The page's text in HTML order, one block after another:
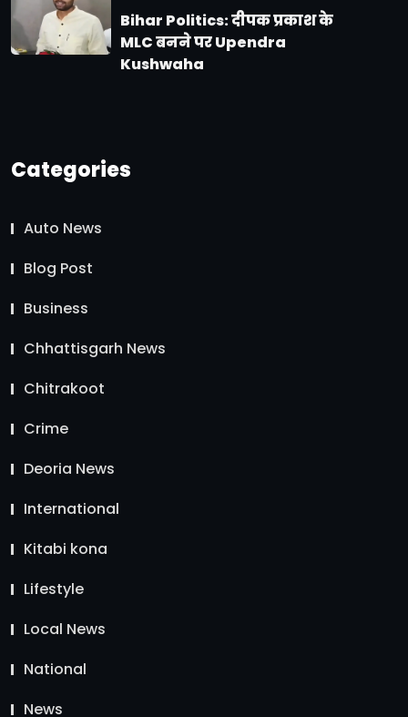
Bihar Politics: दीपक प्रकाश के
MLC बनने पर Upendra
Kushwaha
Categories
Auto News
Blog Post
Business
Chhattisgarh News
Chitrakoot
Crime
Deoria News
International
Kitabi kona
Lifestyle
Local News
National
News